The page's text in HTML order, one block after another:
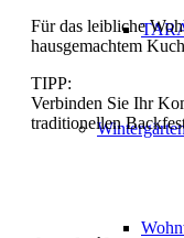
Für das leibliche
hausgemachtem
TIPP:
Verbinden Sie Ihr
traditionellen